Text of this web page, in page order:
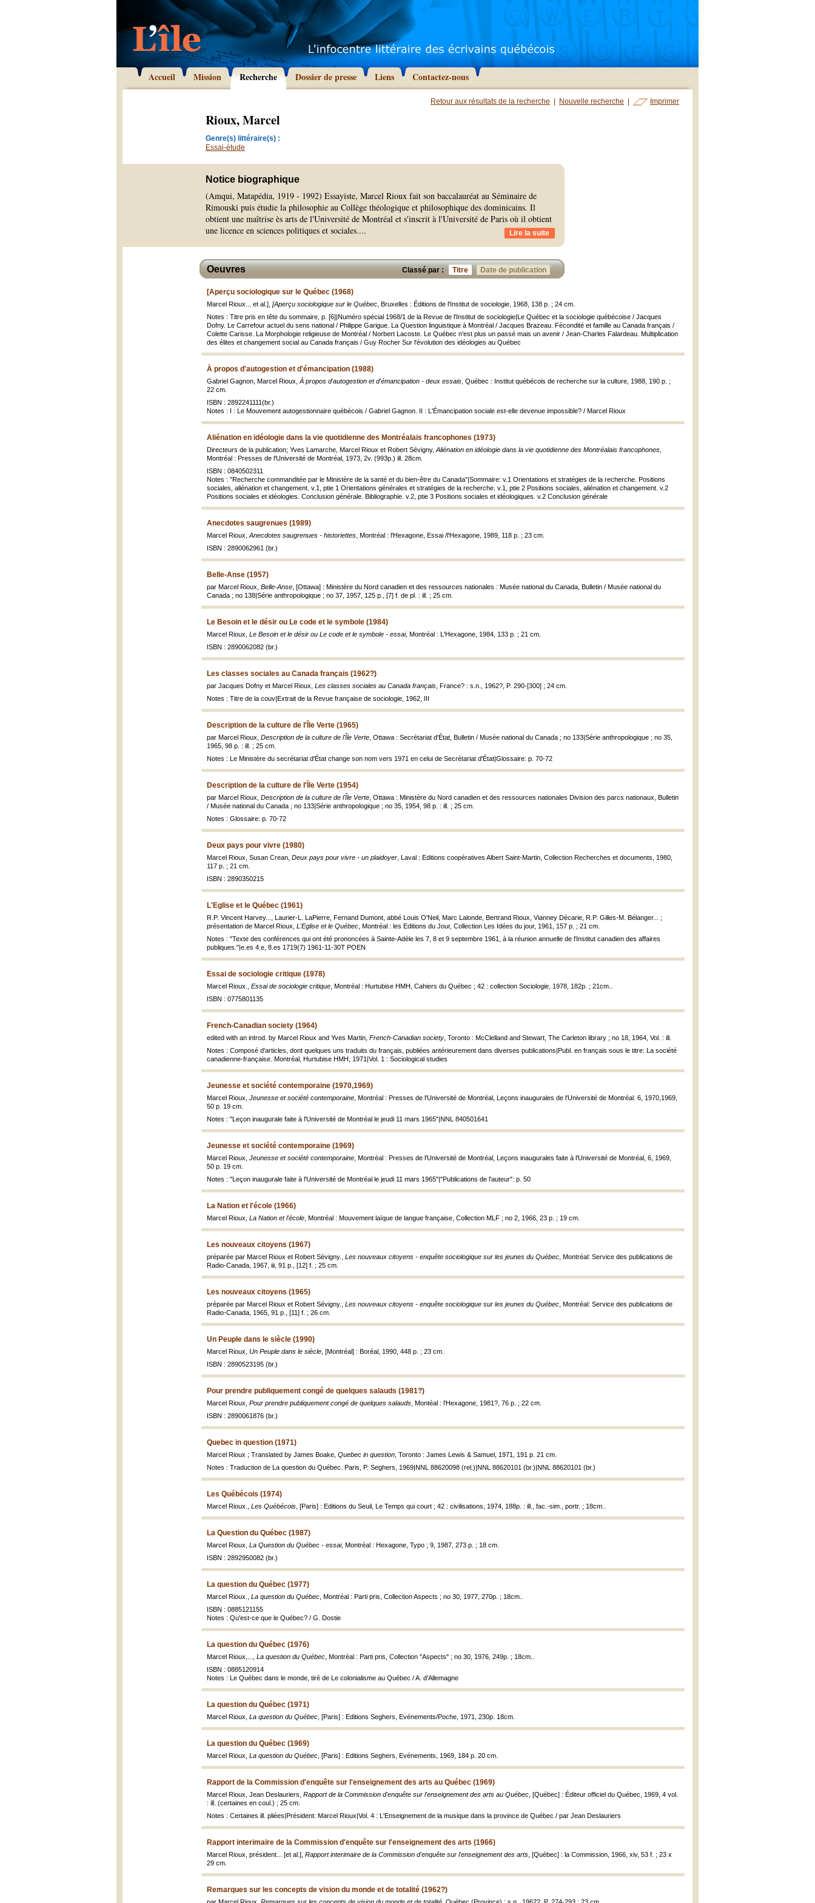
Accueil Mission Recherche Dossier de presse Liens Contactez-nous
Retour aux résultats de la recherche Nouvelle recherche Imprimer
Rioux, Marcel
Genre(s) littéraire(s) :
Essai-étude
Notice biographique
(Amqui, Matapédia, 1919 - 1992) Essayiste, Marcel Rioux fait son baccalauréat au Séminaire de
Rimouski puis étudie la philosophie au Collège théologique et philosophique des dominicains. Il
obtient une maîtrise ès arts de l'Université de Montréal et s'inscrit à l'Université de Paris où il obtient
une licence en sciences politiques et sociales.... Lire la suite
Classé par : Titre Date de publication
Oeuvres
[Aperçu sociologique sur le Québec (1968)
Marcel Rioux... et al.], [Aperçu sociologique sur le Québec , Bruxelles : Éditions de l'Institut de sociologie, 1968, 138 p. ; 24 cm.
Notes : Titre pris en tête du sommaire, p. [6]|Numéro spécial 1968/1 de la Revue de l'Institut de sociologie|Le Québec et la sociologie québécoise / Jacques
Dofny. Le Carrefour actuel du sens national / Philippe Garigue. La Question linguistique à Montréal / Jacques Brazeau. Fécondité et famille au Canada français /
Colette Carisse. La Morphologie religieuse de Montréal / Norbert Lacoste. Le Québec n'est plus un passé mais un avenir / Jean-Charles Falardeau. Multiplication
des élites et changement social au Canada français / Guy Rocher Sur l'évolution des idéologies au Québec
À propos d'autogestion et d'émancipation (1988)
Gabriel Gagnon, Marcel Rioux, À propos d'autogestion et d'émancipation - deux essais , Québec : Institut québécois de recherche sur la culture, 1988, 190 p. ;
22 cm.
ISBN : 2892241111(br.)
Notes : I : Le Mouvement autogestionnaire québécois / Gabriel Gagnon. II : L'Émancipation sociale est-elle devenue impossible? / Marcel Rioux
Aliénation en idéologie dans la vie quotidienne des Montréalais francophones (1973)
Directeurs de la publication; Yves Lamarche, Marcel Rioux et Robert Sévigny, Aliénation en idéologie dans la vie quotidienne des Montréalais francophones
Montréal : Presses de l'Université de Montréal, 1973, 2v. (993p.) ill. 28cm.
ISBN : 0840502311
Notes : "Recherche commanditée par le Ministère de la santé et du bien-être du Canada"|Sommaire: v.1 Orientations et stratégies de la recherche. Positions
sociales, aliénation et changement. v.1, ptie 1 Orientations générales et stratégies de la recherche. v.1, ptie 2 Positions sociales, aliénation et changement. v.2
Positions sociales et idéologies. Conclusion générale. Bibliographie. v.2, ptie 3 Positions sociales et idéologiques. v.2 Conclusion générale
Anecdotes saugrenues (1989)
Marcel Rioux, Anecdotes saugrenues - historiettes , Montréal : l'Hexagone, Essai /l'Hexagone, 1989, 118 p. ; 23 cm.
ISBN : 2890062961 (br.)
Belle-Anse (1957)
par Marcel Rioux, Belle-Anse , [Ottawa] : Ministère du Nord canadien et des ressources nationales : Musée national du Canada, Bulletin / Musée national du
Canada ; no 138|Série anthropologique ; no 37, 1957, 125 p., [7] f. de pl. : ill. ; 25 cm.
Le Besoin et le désir ou Le code et le symbole (1984)
Marcel Rioux, Le Besoin et le désir ou Le code et le symbole - essai, Montréal : L'Hexagone, 1984, 133 p. ; 21 cm.
ISBN : 2890062082 (br.)
Les classes sociales au Canada français (1962?)
par Jacques Dofny et Marcel Rioux, Les classes sociales au Canada français , France? : s.n., 1962?, P. 290-[300] ; 24 cm.
Notes : Titre de la couv|Extrait de la Revue française de sociologie, 1962, III
Description de la culture de l'Île Verte (1965)
par Marcel Rioux, Description de la culture de l'Île Verte , Ottawa : Secrétariat d'État, Bulletin / Musée national du Canada ; no 133|Série anthropologique ; no 35,
1965, 98 p. : ill. ; 25 cm.
Notes : Le Ministère du secrétariat d'État change son nom vers 1971 en celui de Secrétariat d'État|Glossaire: p. 70-72
Description de la culture de l'Île Verte (1954)
par Marcel Rioux, Description de la culture de l'Île Verte , Ottawa : Ministère du Nord canadien et des ressources nationales Division des parcs nationaux, Bulletin
/ Musée national du Canada ; no 133|Série anthropologique ; no 35, 1954, 98 p. : ill. ; 25 cm.
Notes : Glossaire: p. 70-72
Deux pays pour vivre (1980)
Marcel Rioux, Susan Crean, Deux pays pour vivre - un plaidoyer , Laval : Editions coopératives Albert Saint-Martin, Collection Recherches et documents, 1980,
117 p. ; 21 cm.
ISBN : 2890350215
L'Eglise et le Québec (1961)
R.P. Vincent Harvey..., Laurier-L. LaPierre, Fernand Dumont, abbé Louis O'Neil, Marc Lalonde, Bertrand Rioux, Vianney Décarie, R.P. Gilles-M. Bélanger... ;
présentation de Marcel Rioux, L'Eglise et le Québec , Montréal : les Editions du Jour, Collection Les Idées du jour, 1961, 157 p. ; 21 cm.
Notes : "Texte des conférences qui ont été prononcées à Sainte-Adèle les 7, 8 et 9 septembre 1961, à la réunion annuelle de l'Institut canadien des affaires
publiques."|e.es 4.e, 8.es 1719(7) 1961-11-30T POEN
Essai de sociologie critique (1978)
Marcel Rioux., Essai de sociologie critique , Montréal : Hurtubise HMH, Cahiers du Québec ; 42 : collection Sociologie, 1978, 182p. ; 21cm..
ISBN : 0775801135
French-Canadian society (1964)
edited with an introd. by Marcel Rioux and Yves Martin, French-Canadian society , Toronto : McClelland and Stewart, The Carleton library ; no 18, 1964, Vol. : ill.
Notes : Composé d'articles, dont quelques uns traduits du français, publiées antérieurement dans diverses publications|Publ. en français sous le titre: La société
canadienne-française. Montréal, Hurtubise HMH, 1971|Vol. 1 : Sociological studies
Jeunesse et société contemporaine (1970,1969)
Marcel Rioux, Jeunesse et société contemporaine , Montréal : Presses de l'Université de Montréal, Leçons inaugurales de l'Université de Montréal. 6, 1970,1969,
50 p. 19 cm.
Notes : "Leçon inaugurale faite à l'Université de Montréal le jeudi 11 mars 1965"|NNL 840501641
Jeunesse et société contemporaine (1969)
Marcel Rioux, Jeunesse et société contemporaine , Montréal : Presses de l'Université de Montréal, Leçons inaugurales faite à l'Université de Montréal, 6, 1969,
50 p. 19 cm.
Notes : "Leçon inaugurale faite à l'Université de Montréal le jeudi 11 mars 1965"|"Publications de l'auteur": p. 50
La Nation et l'école (1966)
Marcel Rioux, La Nation et l'école , Montréal : Mouvement laïque de langue française, Collection MLF ; no 2, 1966, 23 p. ; 19 cm.
Les nouveaux citoyens (1967)
préparée par Marcel Rioux et Robert Sévigny., Les nouveaux citoyens - enquête sociologique sur les jeunes du Québec , Montréal: Service des publications de
Radio-Canada, 1967, iii, 91 p., [12] f. ; 25 cm.
Les nouveaux citoyens (1965)
préparée par Marcel Rioux et Robert Sévigny., Les nouveaux citoyens - enquête sociologique sur les jeunes du Québec , Montréal: Service des publications de
Radio-Canada, 1965, 91 p., [11] f. ; 26 cm.
Un Peuple dans le siècle (1990)
Marcel Rioux, Un Peuple dans le siècle , [Montréal] : Boréal, 1990, 448 p. ; 23 cm.
ISBN : 2890523195 (br.)
Pour prendre publiquement congé de quelques salauds (1981?)
Marcel Rioux, Pour prendre publiquement congé de quelques salauds , Montéal : l'Hexagone, 1981?, 76 p. ; 22 cm.
ISBN : 2890061876 (br.)
Quebec in question (1971)
Marcel Rioux ; Translated by James Boake, Quebec in question , Toronto : James Lewis & Samuel, 1971, 191 p. 21 cm.
Notes : Traduction de La question du Québec. Paris, P. Seghers, 1969|NNL 88620098 (rel.)|NNL 88620101 (br.)|NNL 88620101 (br.)
Les Québécois (1974)
Marcel Rioux., Les Québécois , [Paris] : Editions du Seuil, Le Temps qui court ; 42 : civilisations, 1974, 188p. : ill., fac.-sim., portr. ; 18cm..
La Question du Québec (1987)
Marcel Rioux, La Question du Québec - essai, Montréal : Hexagone, Typo ; 9, 1987, 273 p. ; 18 cm.
ISBN : 2892950082 (br.)
La question du Québec (1977)
Marcel Rioux., La question du Québec , Montréal : Parti pris, Collection Aspects ; no 30, 1977, 270p. ; 18cm..
ISBN : 0885121155
Notes : Qu'est-ce que le Québec? / G. Dostie
La question du Québec (1976)
Marcel Rioux,..., La question du Québec , Montréal : Parti pris, Collection "Aspects" ; no 30, 1976, 249p. ; 18cm..
ISBN : 0885120914
Notes : Le Québec dans le monde, tiré de Le colonialisme au Québec / A. d'Allemagne
La question du Québec (1971)
Marcel Rioux, La question du Québec , [Paris] : Editions Seghers, Evénements/Poche, 1971, 230p. 18cm.
La question du Québec (1969)
Marcel Rioux, La question du Québec , [Paris] : Editions Seghers, Evénements, 1969, 184 p. 20 cm.
Rapport de la Commission d'enquête sur l'enseignement des arts au Québec (1969)
Marcel Rioux, Jean Deslauriers, Rapport de la Commission d'enquête sur l'enseignement des arts au Québec , [Québec] : Éditeur officiel du Québec, 1969, 4 vol.
: ill. (certaines en coul.) ; 25 cm.
Notes : Certaines ill. pliées|Président: Marcel Rioux|Vol. 4 : L'Enseignement de la musique dans la province de Québec / par Jean Deslauriers
Rapport interimaire de la Commission d'enquête sur l'enseignement des arts (1966)
Marcel Rioux, président... [et al.], Rapport interimaire de la Commission d'enquête sur l'enseignement des arts , [Québec] : la Commission, 1966, xiv, 53 f. ; 23 x
29 cm.
Remarques sur les concepts de vision du monde et de totalité (1962?)